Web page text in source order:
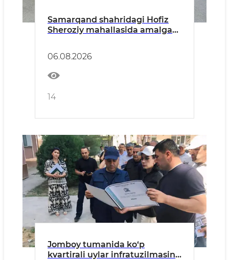
Samarqand shahridagi Hofiz
Sheroziy mahallasida amalga
tanishildi
06.08.2026
14
Jomboy tumanida ko‘p
kvartirali uylar infratuzilmasini